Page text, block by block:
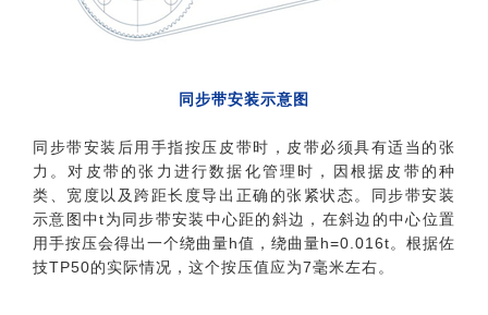
同步带安装示意图
同步带安装后用手指按压皮带时，皮带必须具有适当的张
力。对皮带的张力进行数据化管理时，因根据皮带的种
类、宽度以及跨距长度导出正确的张紧状态。同步带安装
示意图中t为同步带安装中心距的斜边，在斜边的中心位置
用手按压会得出一个绕曲量h值，绕曲量h=0.016t。根据佐
技TP50的实际情况，这个按压值应为7毫米左右。